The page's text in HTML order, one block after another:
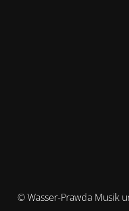
© Wasser-Prawda Musik